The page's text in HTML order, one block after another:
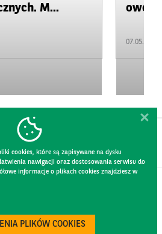
M...
07.05.2026
cookies, które są zapisywane na dysku
nawigacji oraz dostosowania serwisu do
informacje o plikach cookies znajdziesz w
PLIKÓW COOKIES